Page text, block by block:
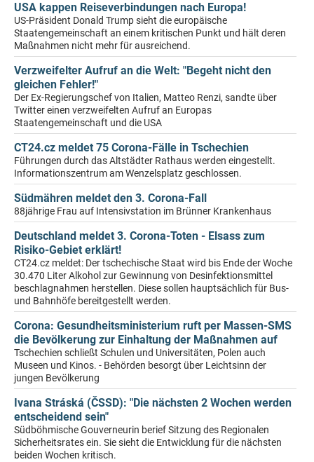
USA kappen Reiseverbindungen nach Europa!
US-Präsident Donald Trump sieht die europäische
Staatengemeinschaft an einem kritischen Punkt und hält deren
Maßnahmen nicht mehr für ausreichend.
Verzweifelter Aufruf an die Welt: "Begeht nicht den
gleichen Fehler!"
Der Ex-Regierungschef von Italien, Matteo Renzi, sandte über
Twitter einen verzweifelten Aufruf an Europas
Staatengemeinschaft und die USA
CT24.cz meldet 75 Corona-Fälle in Tschechien
Führungen durch das Altstädter Rathaus werden eingestellt.
Informationszentrum am Wenzelsplatz geschlossen.
Südmähren meldet den 3. Corona-Fall
88jährige Frau auf Intensivstation im Brünner Krankenhaus
Deutschland meldet 3. Corona-Toten - Elsass zum
Risiko-Gebiet erklärt!
CT24.cz meldet: Der tschechische Staat wird bis Ende der Woche
30.470 Liter Alkohol zur Gewinnung von Desinfektionsmittel
beschlagnahmen herstellen. Diese sollen hauptsächlich für Bus-
und Bahnhöfe bereitgestellt werden.
Corona: Gesundheitsministerium ruft per Massen-SMS
die Bevölkerung zur Einhaltung der Maßnahmen auf
Tschechien schließt Schulen und Universitäten, Polen auch
Museen und Kinos. - Behörden besorgt über Leichtsinn der
jungen Bevölkerung
Ivana Stráská (ČSSD): "Die nächsten 2 Wochen werden
entscheidend sein"
Südböhmische Gouverneurin berief Sitzung des Regionalen
Sicherheitsrates ein. Sie sieht die Entwicklung für die nächsten
beiden Wochen kritisch.